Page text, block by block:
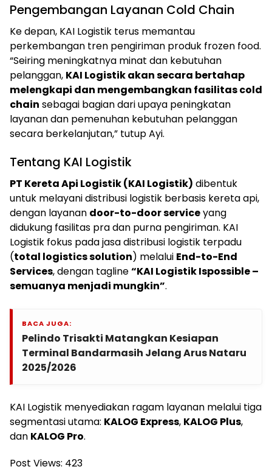
Pengembangan Layanan Cold Chain
Ke depan, KAI Logistik terus memantau
perkembangan tren pengiriman produk frozen food.
“Seiring meningkatnya minat dan kebutuhan
pelanggan, KAI Logistik akan secara bertahap
melengkapi dan mengembangkan fasilitas cold
chain sebagai bagian dari upaya peningkatan
layanan dan pemenuhan kebutuhan pelanggan
secara berkelanjutan,” tutup Ayi.
Tentang KAI Logistik
PT Kereta Api Logistik (KAI Logistik) dibentuk
untuk melayani distribusi logistik berbasis kereta api,
dengan layanan door-to-door serviceyang
didukung fasilitas pra dan purna pengiriman. KAI
Logistik fokus pada jasa distribusi logistik terpadu
(total logistics solution) melalui End-to-End
Services, dengan tagline“KAI Logistik Ispossible –
semuanya menjadi mungkin”.
BACA JUGA:
Pelindo Trisakti Matangkan Kesiapan
Terminal Bandarmasih Jelang Arus Nataru
2025/2026
KAI Logistik menyediakan ragam layanan melalui tiga
segmentasi utama: KALOG Express, KALOG Plus,
dan KALOG Pro.
Post Views: 423